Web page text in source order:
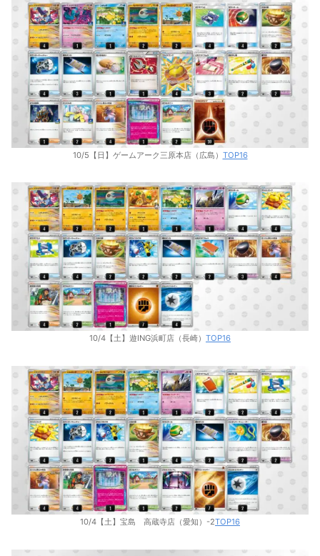
10/5【日】ゲームアーク三原本店（広島） TOP16
10/4【土】遊ING浜町店（長崎） TOP16
10/4【土】宝島 高蔵寺店（愛知）-2TOP16